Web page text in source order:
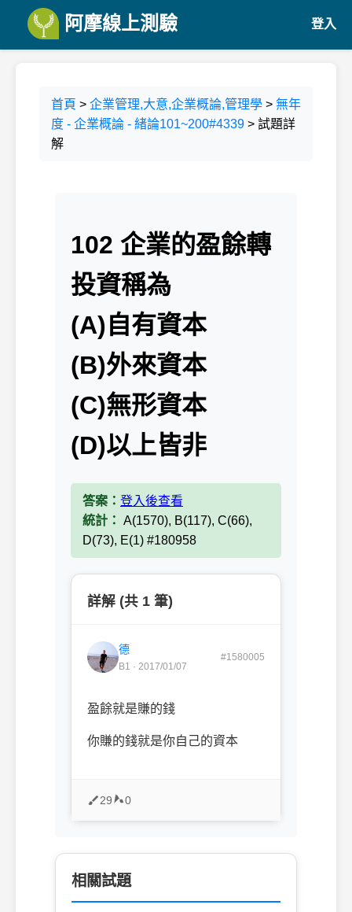
阿摩線上測驗 登入
首頁 > 企業管理,大意,企業概論,管理學 > 無年
度 - 企業概論 - 緒論101~200#4339 > 試題詳
解
102 企業的盈餘轉
投資稱為
(A)自有資本
(B)外來資本
(C)無形資本
(D)以上皆非
答案： 登入後查看
統計： A(1570), B(117), C(66),
D(73), E(1) #180958
詳解 (共 1 筆)
德
B1 · 2017/01/07
#1580005
盈餘就是賺的錢
你賺的錢就是你自己的資本
29 0
相關試題